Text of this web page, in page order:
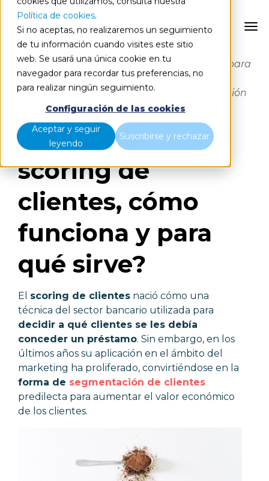
Política de cookies.
Si no aceptas, no realizaremos un seguimiento
de tu información cuando visites este sitio
web. Se usará una única cookie en tu
navegador para recordar tus preferencias, no
para realizar ningún seguimiento.
Configuración de las cookies
Aceptar y seguir
leyendo
Suscribirse y rechazar
En marketing, el scoring de clientes se usa para
clasificar a los clientes según criterios
comerciales con el objetivo de ofrecer atención
personalizada.
¿Qué es el
scoring de
clientes, cómo
funciona y para
qué sirve?
El scoring de clientes nació cómo una
técnica del sector bancario utilizada para
decidir a qué clientes se les debía
conceder un préstamo. Sin embargo, en los
últimos años su aplicación en el ámbito del
marketing ha proliferado, convirtiéndose en la
forma de segmentación de clientes
predilecta para aumentar el valor económico
de los clientes.